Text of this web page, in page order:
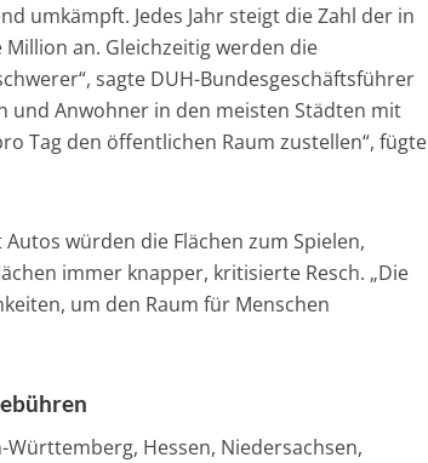
umkämpft. Jedes Jahr steigt die Zahl der in
an. Gleichzeitig werden die
sagte DUH-Bundesgeschäftsführer
und Anwohner in den meisten Städten mit
Tag den öffentlichen Raum zustellen“, fügte
würden die Flächen zum Spielen,
immer knapper, kritisierte Resch. „Die
um den Raum für Menschen
Hessen, Niedersachsen,